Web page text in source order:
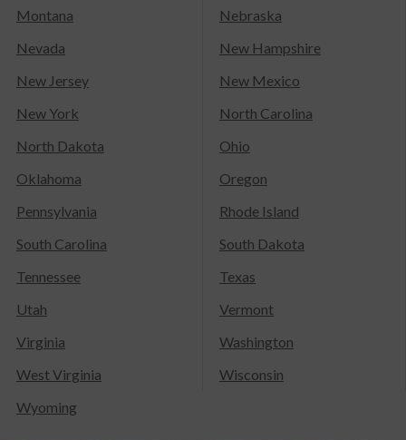
Montana
Nebraska
Nevada
New Hampshire
New Jersey
New Mexico
New York
North Carolina
North Dakota
Ohio
Oklahoma
Oregon
Pennsylvania
Rhode Island
South Carolina
South Dakota
Tennessee
Texas
Utah
Vermont
Virginia
Washington
West Virginia
Wisconsin
Wyoming